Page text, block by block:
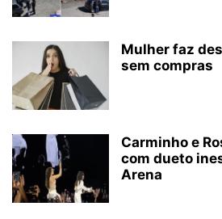
Mulher faz
sem compras
Carminho e
com dueto
Arena